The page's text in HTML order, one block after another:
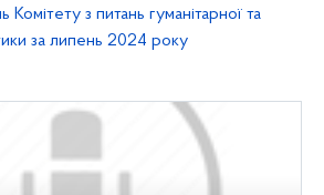
Комітету з питань гуманітарної та
за липень 2024 року